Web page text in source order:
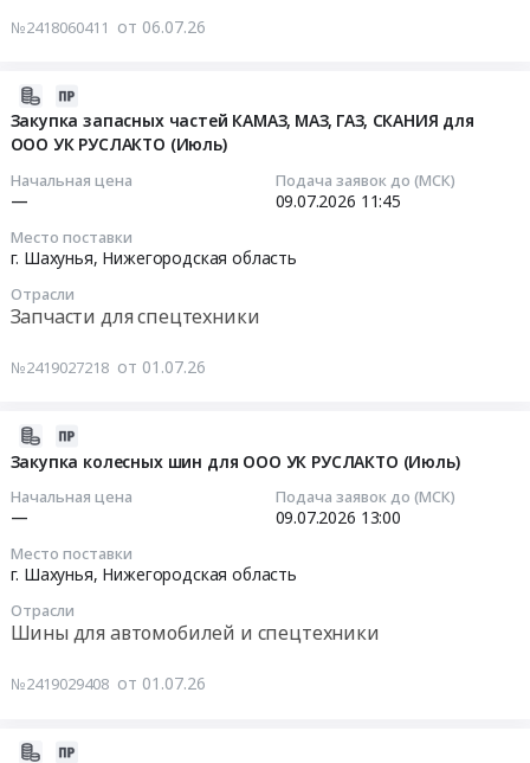
15)
№2418060411 от 06.07.26
Закупка запасных частей КАМАЗ, МАЗ, ГАЗ, СКАНИЯ для
ООО УК РУСЛАКТО (Июль)
Начальная цена
—
Подача заявок до (МСК)
09.07.2026 11:45
Место поставки
г. Шахунья, Нижегородская область
Отрасли
Запчасти для спецтехники
№2419027218 от 01.07.26
Закупка колесных шин для ООО УК РУСЛАКТО (Июль)
Начальная цена
—
Подача заявок до (МСК)
09.07.2026 13:00
Место поставки
г. Шахунья, Нижегородская область
Отрасли
Шины для автомобилей и спецтехники
№2419029408 от 01.07.26